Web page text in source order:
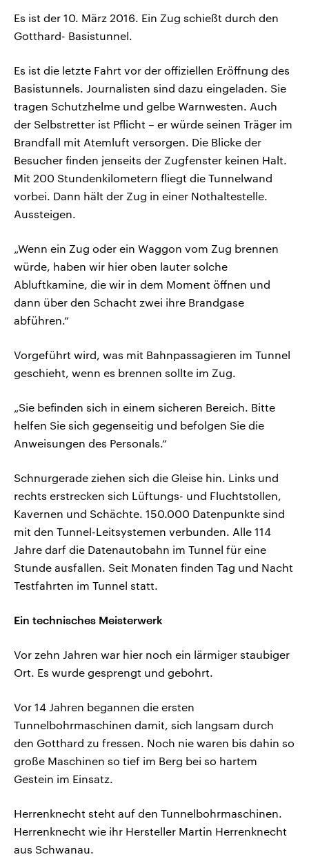
Es ist der 10. März 2016. Ein Zug schießt durch den
Gotthard- Basistunnel.
Es ist die letzte Fahrt vor der offiziellen Eröffnung des
Basistunnels. Journalisten sind dazu eingeladen. Sie
tragen Schutzhelme und gelbe Warnwesten. Auch
der Selbstretter ist Pflicht – er würde seinen Träger im
Brandfall mit Atemluft versorgen. Die Blicke der
Besucher finden jenseits der Zugfenster keinen Halt.
Mit 200 Stundenkilometern fliegt die Tunnelwand
vorbei. Dann hält der Zug in einer Nothaltestelle.
Aussteigen.
„Wenn ein Zug oder ein Waggon vom Zug brennen
würde, haben wir hier oben lauter solche
Abluftkamine, die wir in dem Moment öffnen und
dann über den Schacht zwei ihre Brandgase
abführen.“
Vorgeführt wird, was mit Bahnpassagieren im Tunnel
geschieht, wenn es brennen sollte im Zug.
„Sie befinden sich in einem sicheren Bereich. Bitte
helfen Sie sich gegenseitig und befolgen Sie die
Anweisungen des Personals.“
Schnurgerade ziehen sich die Gleise hin. Links und
rechts erstrecken sich Lüftungs- und Fluchtstollen,
Kavernen und Schächte. 150.000 Datenpunkte sind
mit den Tunnel-Leitsystemen verbunden. Alle 114
Jahre darf die Datenautobahn im Tunnel für eine
Stunde ausfallen. Seit Monaten finden Tag und Nacht
Testfahrten im Tunnel statt.
Ein technisches Meisterwerk
Vor zehn Jahren war hier noch ein lärmiger staubiger
Ort. Es wurde gesprengt und gebohrt.
Vor 14 Jahren begannen die ersten
Tunnelbohrmaschinen damit, sich langsam durch
den Gotthard zu fressen. Noch nie waren bis dahin so
große Maschinen so tief im Berg bei so hartem
Gestein im Einsatz.
Herrenknecht steht auf den Tunnelbohrmaschinen.
Herrenknecht wie ihr Hersteller Martin Herrenknecht
aus Schwanau.